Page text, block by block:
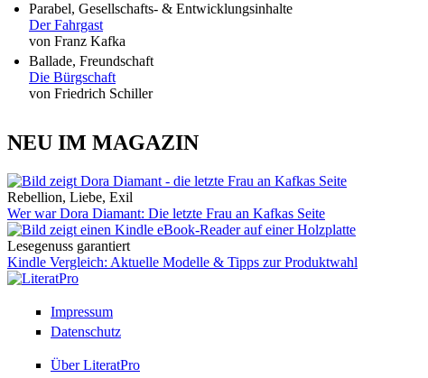
Parabel, Gesellschafts- & Entwicklungsinhalte
Der Fahrgast
von Franz Kafka
Ballade, Freundschaft
Die Bürgschaft
von Friedrich Schiller
NEU IM MAGAZIN
Rebellion, Liebe, Exil
Wer war Dora Diamant: Die letzte Frau an Kafkas Seite
Lesegenuss garantiert
Kindle Vergleich: Aktuelle Modelle & Tipps zur Produktwahl
Impressum
Datenschutz
Über LiteratPro